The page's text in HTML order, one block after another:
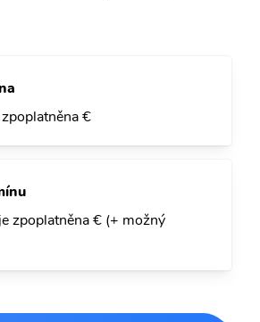
€
zpoplatněna € (+ možný